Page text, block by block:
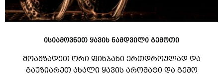
ისიამოვნეთ ყავის ნამდვილი გემოთი
მოამზადეთ ორი ფინჯანი ერთდროულად და
გაუზიარეთ ახალი ყავის არომატი და გემო